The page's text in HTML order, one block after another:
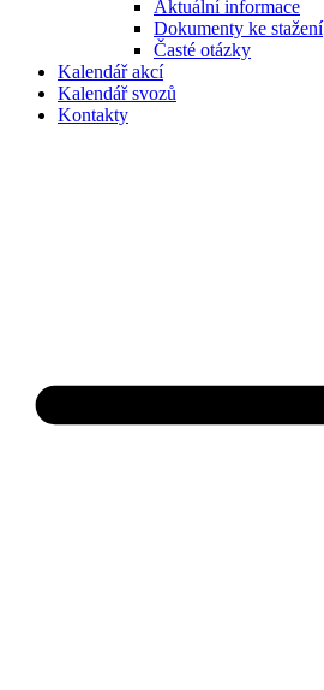
Aktuální informace
Dokumenty ke stažení
Časté otázky
Kalendář akcí
Kalendář svozů
Kontakty